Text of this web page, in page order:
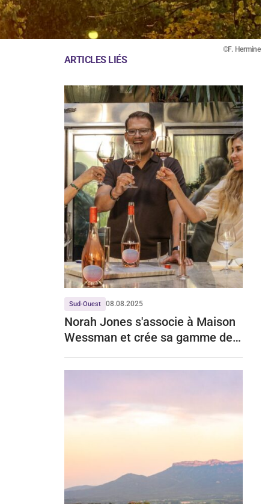
©F. Hermine
ARTICLES LIÉS
Sud-Ouest 08.08.2025
Norah Jones s'associe à Maison
Wessman et crée sa gamme de